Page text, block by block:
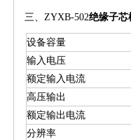
三、ZYXB-502绝缘子芯
设备容量
输入电压
额定输入电流
高压输出
额定输出电流
分辨率